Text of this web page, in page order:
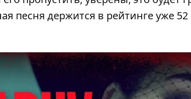
песня держится в рейтинге уже